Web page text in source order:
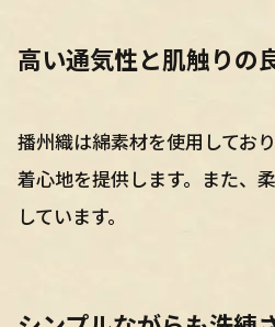
高い通気性と肌触りの
播州織は綿素材を使用してお
着心地を提供します。また、
しています。